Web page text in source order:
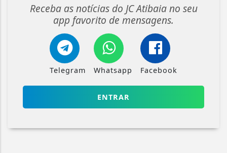
Receba as notícias do JC Atibaia no seu
app favorito de mensagens.
Telegram Whatsapp Facebook
ENTRAR